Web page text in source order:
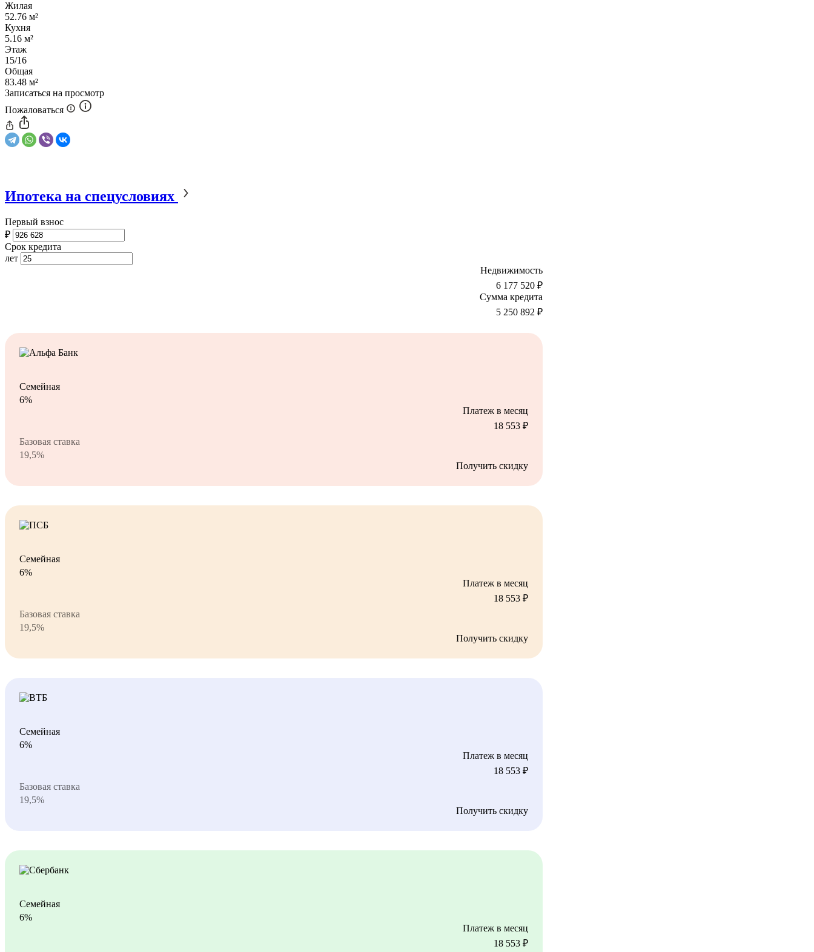
Жилая
52.76 м²
Кухня
5.16 м²
Этаж
15/16
Общая
83.48 м²
Записаться на просмотр
Пожаловаться
Ипотека на спецусловиях
Первый взнос
₽
Срок кредита
лет
Недвижимость
6 177 520 ₽
Сумма кредита
5 250 892 ₽
Семейная
6%
Платеж в месяц
18 553 ₽
Базовая ставка
19,5%
Получить скидку
Семейная
6%
Платеж в месяц
18 553 ₽
Базовая ставка
19,5%
Получить скидку
Семейная
6%
Платеж в месяц
18 553 ₽
Базовая ставка
19,5%
Получить скидку
Семейная
6%
Платеж в месяц
18 553 ₽